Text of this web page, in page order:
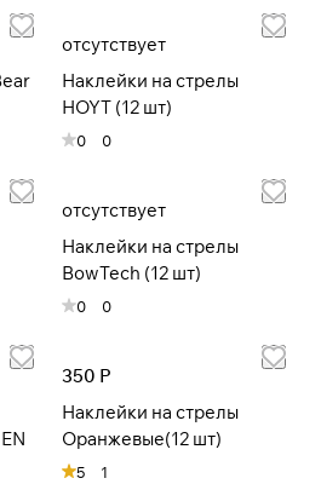
отсутствует
Наклейки на стрелы
HOYT (12 шт)
0 0
отсутствует
Наклейки на стрелы
BowTech (12 шт)
0 0
350 Р
Наклейки на стрелы
Оранжевые(12 шт)
5 1
заказа
метод оплатыПЛАЙТ
сегодня только
способом
с вашей карты
2 недели
черезПЛАЙТ
купонам не